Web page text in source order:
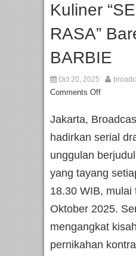
Kuliner
RASA”
BARBIE
Oct 20, 2025
Comments Off
Jakarta,
hadirkan serial
unggulan
yang tayang
18.30 WIB, mulai
Oktober 2025.
mengangkat
pernikahan